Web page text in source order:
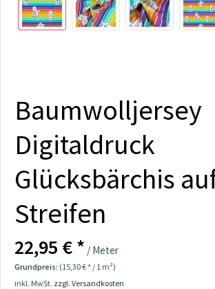
Baumwolljersey
Digitaldruck
Glücksbärchis
Streifen
22,95 € * / Meter
Grundpreis: (15,30 € * / 1 m²)
inkl. MwSt. zzgl. Versandkosten